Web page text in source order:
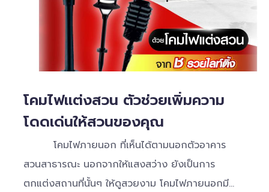
โคมไฟเเต่งสวน ตัวช่วยเพิ่มความ
โดดเด่นให้สวนของคุณ
โคมไฟภายนอก ที่เห็นได้ตามนอกตัวอาคาร
สวนสาธารณะ นอกจากให้แสงสว่าง ยังเป็นการ
ตกแต่งสถานที่นั้นๆ ให้ดูสวยงาม โคมไฟภายนอกมี